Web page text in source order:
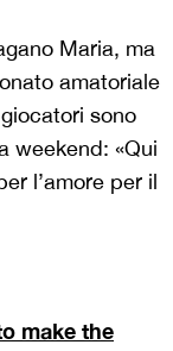
Maria, ma
amatoriale
sono
weekend: «Qui
l’amore per il
make the